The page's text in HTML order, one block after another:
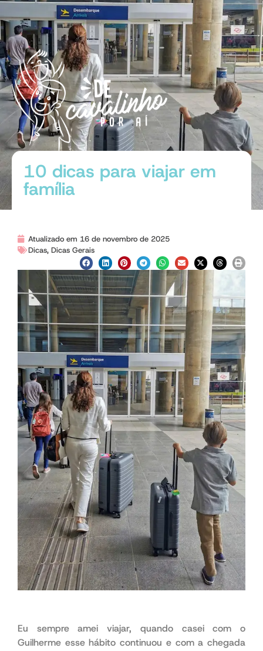
10 dicas para viajar em
família
Atualizado em 16 de novembro de 2025
Dicas, Dicas Gerais
Eu sempre amei viajar, quando casei com o
Guilherme esse hábito continuou e com a chegada